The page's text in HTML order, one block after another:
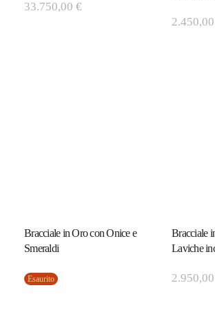
33.750,00 €
2.450,00
Bracciale in Oro con Onice e
Smeraldi
Esaurito
Bracciale
Laviche
2.950,00